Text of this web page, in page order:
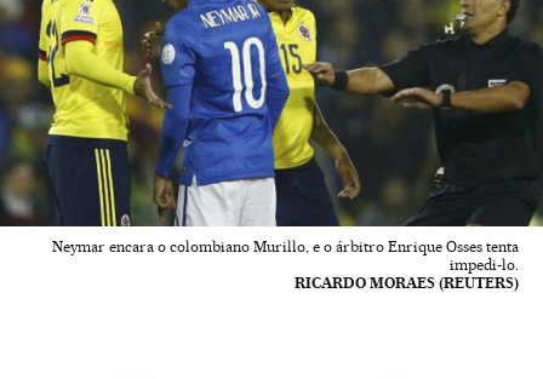
Neymar encara o colombiano Murillo, e o árbitro Enrique Osses tenta
impedi-lo.
RICARDO MORAES (REUTERS)